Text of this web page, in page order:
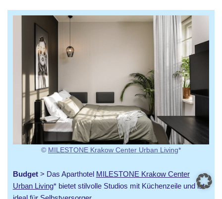
© MILESTONE Krakow Center Urban Living*
Budget> Das Aparthotel MILESTONE Krakow Center
Urban Living* bietet stilvolle Studios mit Küchenzeile und ist